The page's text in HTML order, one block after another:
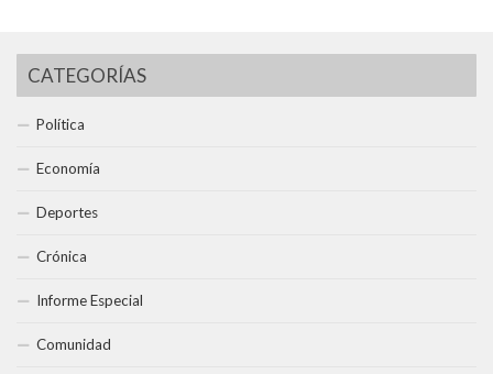
CATEGORÍAS
Política
Economía
Deportes
Crónica
Informe Especial
Comunidad